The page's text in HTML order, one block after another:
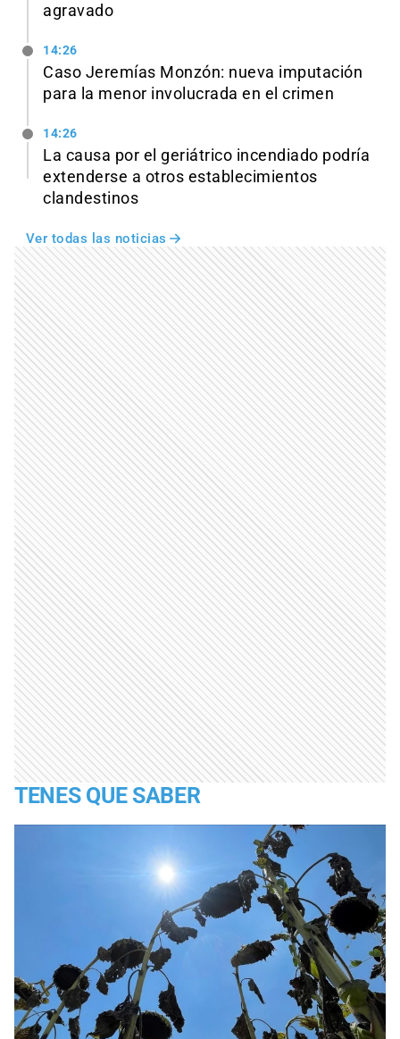
agravado
14:26
Caso Jeremías Monzón: nueva imputación
para la menor involucrada en el crimen
14:26
La causa por el geriátrico incendiado podría
extenderse a otros establecimientos
clandestinos
Ver todas las noticias
TENES QUE SABER